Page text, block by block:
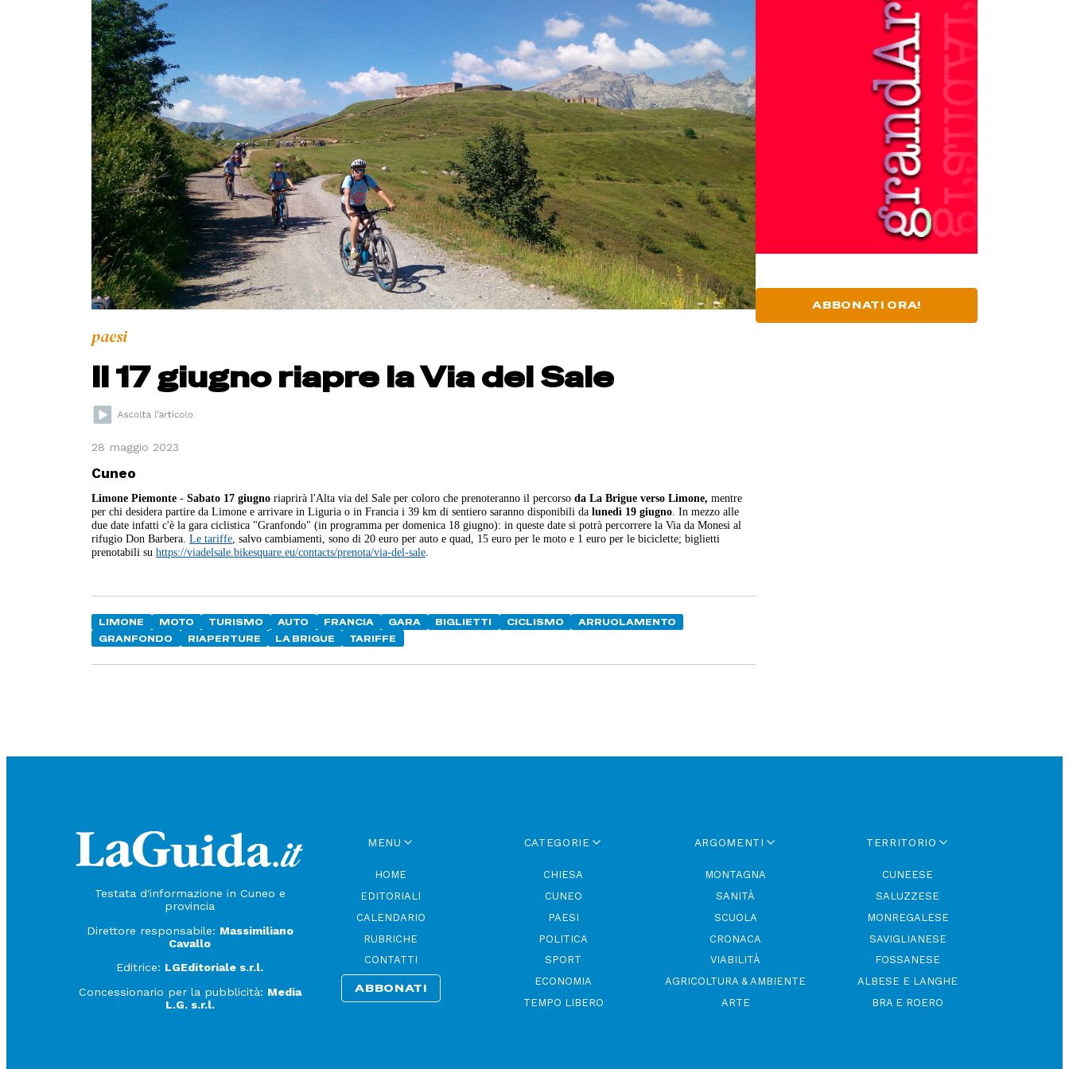
paesi
Il 17 giugno riapre la Via del Sale
28 maggio 2023
Cuneo
Limone Piemonte -Sabato 17 giugno riaprirà l'Alta via del Sale per coloro che prenoteranno il percorsoda La Brigue verso Limone, mentre
per chi desidera partire da Limone e arrivare in Liguria o in Francia i 39 km di sentiero saranno disponibili dalunedì 19 giugno. In mezzo alle
due date infatti c'è la gara ciclistica "Granfondo" (in programma per domenica 18 giugno): in queste date si potrà percorrere la Via da Monesi al
rifugio Don Barbera.Le tariffe, salvo cambiamenti, sono di 20 euro per auto e quad, 15 euro per le moto e 1 euro per le biciclette; biglietti
prenotabili suhttps://viadelsale.bikesquare.eu/contacts/prenota/via-del-sale.
LIMONE MOTO TURISMO AUTO FRANCIA GARA BIGLIETTI CICLISMO
ARRUOLAMENTO
GRANFONDO
RIAPERTURE LA BRIGUE TARIFFE
ABBONATI ORA!
Testata d'informazione in Cuneo e
provincia
Direttore responsabile: Massimiliano
Cavallo
Editrice: LGEditoriale s.r.l.
Concessionario per la pubblicità: Media
L.G. s.r.l.
MENU
HOME
EDITORIALI
CALENDARIO
RUBRICHE
CONTATTI
ABBONATI
CATEGORIE
CHIESA
CUNEO
PAESI
POLITICA
SPORT
ECONOMIA
TEMPO LIBERO
ARGOMENTI
MONTAGNA
SANITÀ
SCUOLA
CRONACA
VIABILITÀ
AGRICOLTURA & AMBIENTE
ARTE
TERRITORIO
CUNEESE
SALUZZESE
MONREGALESE
SAVIGLIANESE
FOSSANESE
ALBESE E LANGHE
BRA E ROERO